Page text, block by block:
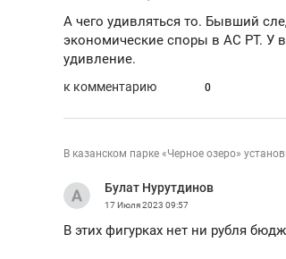
А чего удивляться то. Бывший
экономические споры в АС РТ. У
удивление.
к комментарию 0
В казанском парке «Черное озеро»
Булат Нурутдинов
17 Июля 2023 09:57
В этих фигурках нет ни рубля